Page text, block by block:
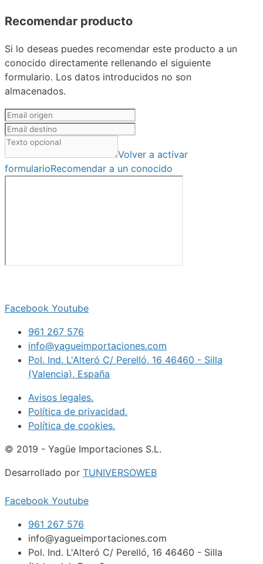
Recomendar producto
Si lo deseas puedes recomendar este producto a un
conocido directamente rellenando el siguiente
formulario. Los datos introducidos no son
almacenados.
Volver a activar
formularioRecomendar a un conocido
Facebook Youtube
961 267 576
info@yagueimportaciones.com
Pol. Ind. L'Alteró C/ Perelló, 16 46460 - Silla
(Valencia), España
Avisos legales.
Política de privacidad.
Política de cookies.
© 2019 - Yagüe Importaciones S.L.
Desarrollado por TUNIVERSOWEB
Facebook Youtube
961 267 576
info@yagueimportaciones.com
Pol. Ind. L'Alteró C/ Perelló, 16 46460 - Silla